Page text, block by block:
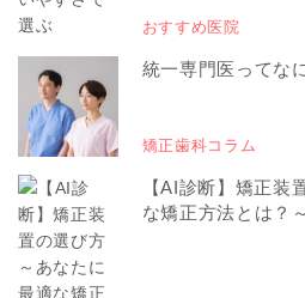
おすすめ医院
統一専門医ってな
矯正歯科コラム
【AI診断】矯正装
な矯正方法とは？～